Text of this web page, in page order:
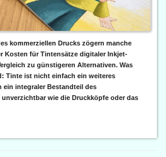
kommerziellen Drucks zögern manche
Kosten für Tintensätze digitaler Inkjet-
zu günstigeren Alternativen. Was
Tinte ist nicht einfach ein weiteres
ein integraler Bestandteil des
wie die Druckköpfe oder das